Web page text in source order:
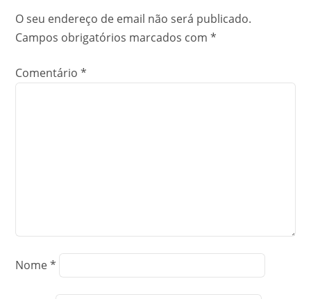
O seu endereço de email não será publicado.
Campos obrigatórios marcados com*
Comentário*
Nome*